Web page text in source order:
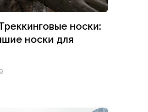
носки:
носки для